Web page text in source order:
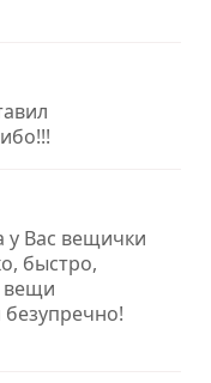
у Вас вещички
быстро,
вещи
безупречно!